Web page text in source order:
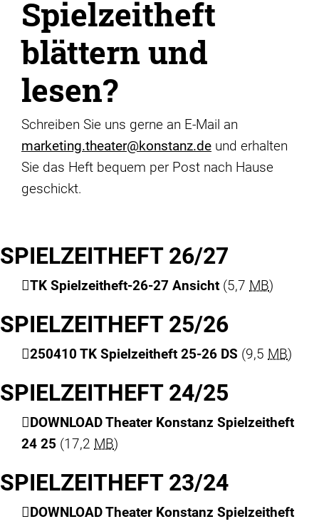
Spielzeitheft
blättern und
lesen?
Schreiben Sie uns gerne an E-Mail an
marketing.theater@konstanz.de und erhalten
Sie das Heft bequem per Post nach Hause
geschickt.
SPIELZEITHEFT 26/27
TK Spielzeitheft-26-27 Ansicht (5,7 MB)
SPIELZEITHEFT 25/26
250410 TK Spielzeitheft 25-26 DS (9,5 MB)
SPIELZEITHEFT 24/25
DOWNLOAD Theater Konstanz Spielzeitheft
24 25 (17,2 MB)
SPIELZEITHEFT 23/24
DOWNLOAD Theater Konstanz Spielzeitheft